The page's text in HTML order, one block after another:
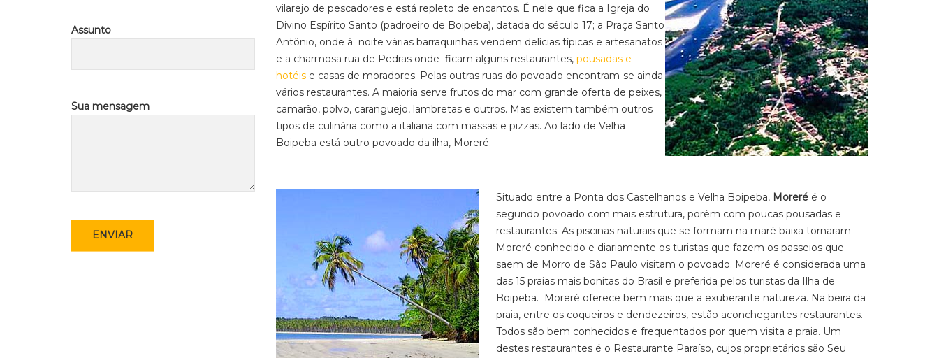
vilarejo de pescadores e está repleto de encantos. É nele que fica a Igreja do
Divino Espírito Santo (padroeiro de Boipeba), datada do século 17; a Praça Santo
Antônio, onde à noite várias barraquinhas vendem delícias típicas e artesanatos
e a charmosa rua de Pedras onde ficam alguns restaurantes, pousadas e
hotéise casas de moradores. Pelas outras ruas do povoado encontram-se ainda
vários restaurantes. A maioria serve frutos do mar com grande oferta de peixes,
camarão, polvo, caranguejo, lambretas e outros. Mas existem também outros
tipos de culinária como a italiana com massas e pizzas. Ao lado de Velha
Boipeba está outro povoado da ilha, Moreré.
Situado entre a Ponta dos Castelhanos e Velha Boipeba, Moreré é o
segundo povoado com mais estrutura, porém com poucas pousadas e
restaurantes. As piscinas naturais que se formam na maré baixa tornaram
Moreré conhecido e diariamente os turistas que fazem os passeios que
saem de Morro de São Paulo visitam o povoado. Moreré é considerada uma
das 15 praias mais bonitas do Brasil e preferida pelos turistas da Ilha de
Boipeba. Moreré oferece bem mais que a exuberante natureza. Na beira da
praia, entre os coqueiros e dendezeiros, estão aconchegantes restaurantes.
Todos são bem conhecidos e frequentados por quem visita a praia. Um
destes restaurantes é o Restaurante Paraíso, cujos proprietários são Seu
Assunto
Sua mensagem